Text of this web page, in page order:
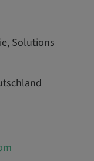
Solutions